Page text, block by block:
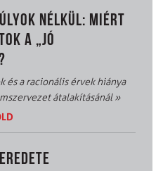
NÉLKÜL: MIÉRT
A „JÓ
és a racionális érvek hiánya
átalakításánál»